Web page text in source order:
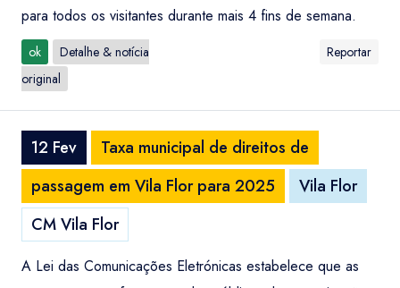
para todos os visitantes durante mais 4 fins de semana.
ok
Detalhe & notícia
original
Reportar
12 Fev
Taxa municipal de direitos de
passagem em Vila Flor para 2025
Vila Flor
CM Vila Flor
A Lei das Comunicações Eletrónicas estabelece que as